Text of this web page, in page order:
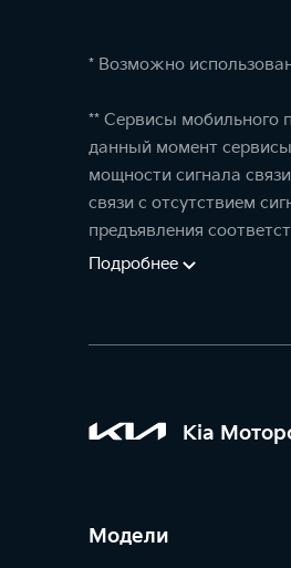
* Возможно
** Сервисы мобильного
данный момент
мощности сигнала
связи с отсутствием
предъявления
Подробнее
Kia
Модели